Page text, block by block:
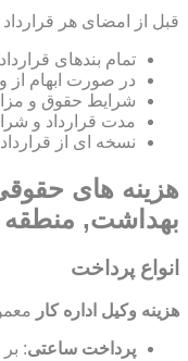
قبل از امضای هر
تمام بندهای
در صورت ابهام از
شرایط حقوق و
مدت قرارداد و
نسخه ای از
هزینه های
بهداشت,
انواع پرداخت
هزینه وکیل اداره کار
پرداخت ساعتی: